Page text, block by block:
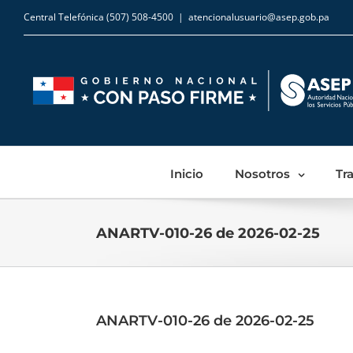
Central Telefónica (507) 508-4500 | atencionalusuario@asep.gob.pa
Inicio Nosotros
ANARTV-010-26 de 2026-02-25
ANARTV-010-26 de 2026-02-25